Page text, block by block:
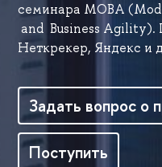
семинара MOBA
and Business
Неткрекер, Яндекс и
Задать вопрос о
Поступить